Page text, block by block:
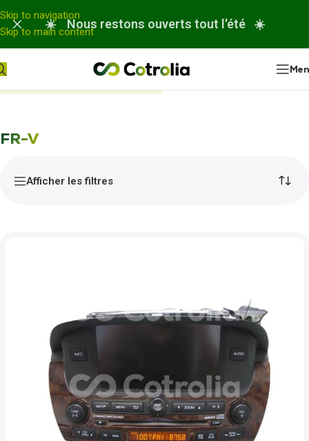
Panneau de gestion des cookies
Skip to navigation
Skip to main content
☀️ Nous restons ouverts tout l'été ☀️
FR-V
Afficher les filtres